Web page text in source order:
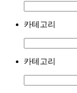
카테고리
카테고리